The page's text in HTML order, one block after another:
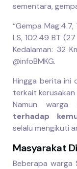
sementara,
“Gempa
LS, 102.49 BT
Kedalaman: 32
@infoBMKG.
Hingga berita ini
terkait
Namun
terhadap
selalu mengikuti
Masyarakat
Beberapa warga